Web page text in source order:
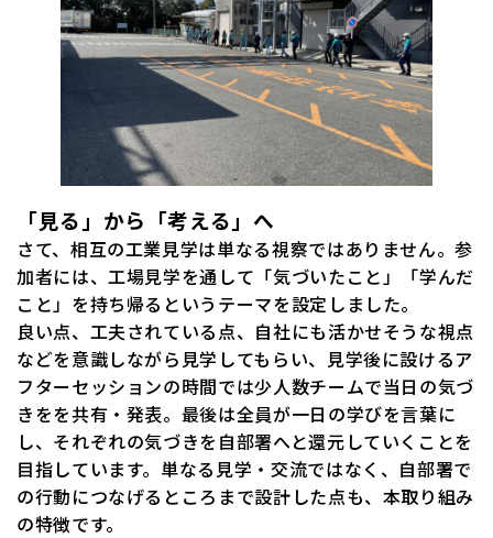
「見る」から「考える」へ
さて、相互の工業見学は単なる視察ではありません。参
加者には、工場見学を通して「気づいたこと」「学んだ
こと」を持ち帰るというテーマを設定しました。
良い点、工夫されている点、自社にも活かせそうな視点
などを意識しながら見学してもらい、見学後に設けるア
フターセッションの時間では少人数チームで当日の気づ
きをを共有・発表。最後は全員が一日の学びを言葉に
し、それぞれの気づきを自部署へと還元していくことを
目指しています。単なる見学・交流ではなく、自部署で
の行動につなげるところまで設計した点も、本取り組み
の特徴です。